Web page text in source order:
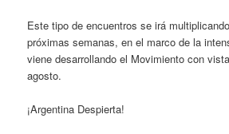
Este tipo de encuentros se irá
próximas semanas, en el marco de la
viene desarrollando el Movimiento con
agosto.
¡Argentina Despierta!